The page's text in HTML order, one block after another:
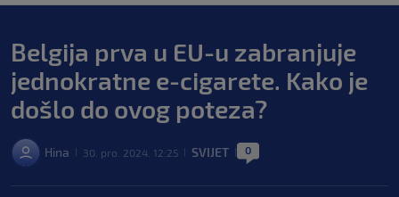
Belgija prva u EU-u zabranjuje
jednokratne e-cigarete. Kako je
došlo do ovog poteza?
Hina 30. pro. 2024. 12:25 SVIJET 0